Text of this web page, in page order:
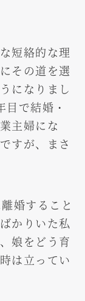
短絡的な理
その道を選
になりまし
で結婚・
主婦にな
すが、まさ
婚すること
かりいた私
娘をどう育
は立ってい